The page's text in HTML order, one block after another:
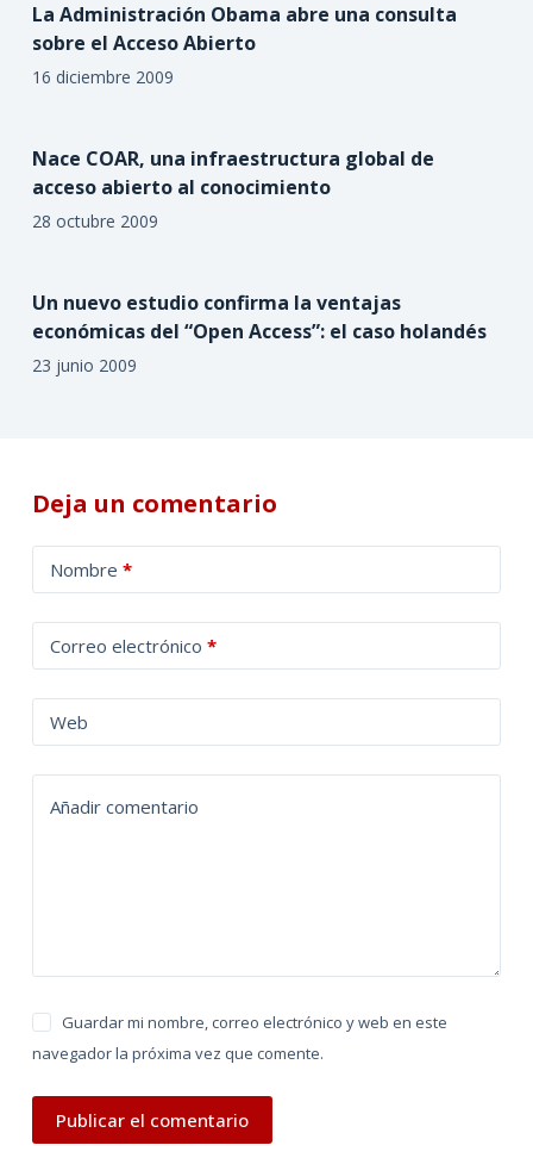
La Administración Obama abre una consulta
sobre el Acceso Abierto
16 diciembre 2009
Nace COAR, una infraestructura global de
acceso abierto al conocimiento
28 octubre 2009
Un nuevo estudio confirma la ventajas
económicas del “Open Access”: el caso holandés
23 junio 2009
Deja un comentario
Nombre *
Correo electrónico *
Web
Añadir comentario
Guardar mi nombre, correo electrónico y web en este
navegador la próxima vez que comente.
Publicar el comentario
l
t
a
t